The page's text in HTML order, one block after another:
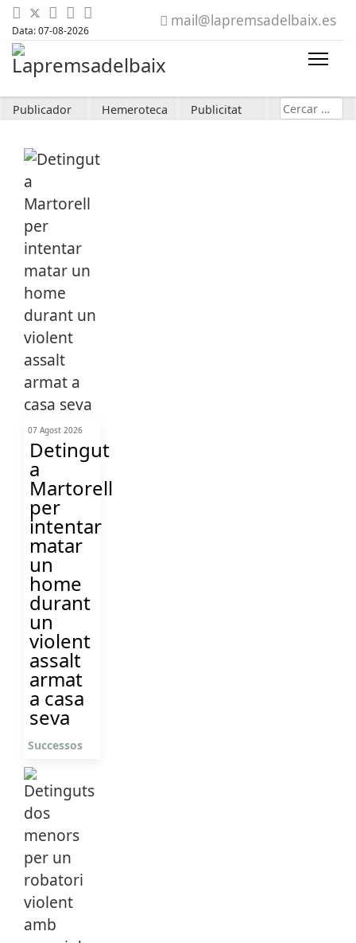
Data: 07-08-2026
mail@lapremsadelbaix.es
Publicador Hemeroteca Publicitat Cerca
07 Agost 2026
Detingut
a
Martorell
per
intentar
matar
un
home
durant
un
violent
assalt
armat
a casa
seva
Successos